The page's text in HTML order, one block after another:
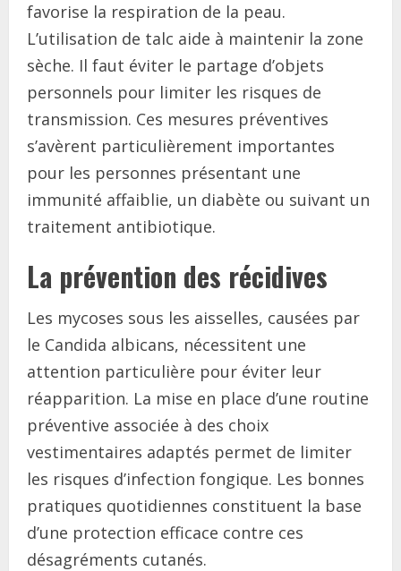
favorise la respiration de la peau.
L’utilisation de talc aide à maintenir la zone
sèche. Il faut éviter le partage d’objets
personnels pour limiter les risques de
transmission. Ces mesures préventives
s’avèrent particulièrement importantes
pour les personnes présentant une
immunité affaiblie, un diabète ou suivant un
traitement antibiotique.
La prévention des récidives
Les mycoses sous les aisselles, causées par
le Candida albicans, nécessitent une
attention particulière pour éviter leur
réapparition. La mise en place d’une routine
préventive associée à des choix
vestimentaires adaptés permet de limiter
les risques d’infection fongique. Les bonnes
pratiques quotidiennes constituent la base
d’une protection efficace contre ces
désagréments cutanés.